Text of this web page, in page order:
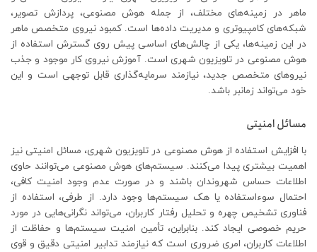
ماهر در زمینه‌های مختلف، از جمله هوش مصنوعی، پردازش تصویر،
شبکه‌های کامپیوتری و مدیریت داده‌ها است. کمبود نیروی متخصص ماهر
در این زمینه‌ها، یکی از چالش‌های اساسی پیش روی گسترش استفاده از
هوش مصنوعی در تلویزیون شهری است. آموزش نیروی کار موجود و جذب
نیروهای متخصص جدید، نیازمند سرمایه‌گذاری قابل توجهی است و این
خود می‌تواند زمانبر باشد.
مسائل امنیتی
با افزایش استفاده از هوش مصنوعی در تلویزیون شهری، مسائل امنیتی نیز
اهمیت بیشتری پیدا می‌کنند. سیستم‌های هوش مصنوعی می‌توانند حاوی
اطلاعات حساس شهروندان باشند و در صورت عدم وجود امنیت کافی،
احتمال سوءاستفاده یا هک سیستم‌ها وجود دارد. از طرفی، استفاده از
فناوری تشخیص چهره و تحلیل رفتار کاربران، می‌تواند نگرانی‌هایی در مورد
حریم خصوصی ایجاد کند. بنابراین، تأمین امنیت سیستم‌ها و حفاظت از
اطلاعات کاربران، امری ضروری است که نیازمند تدابیر امنیتی دقیق و قوی